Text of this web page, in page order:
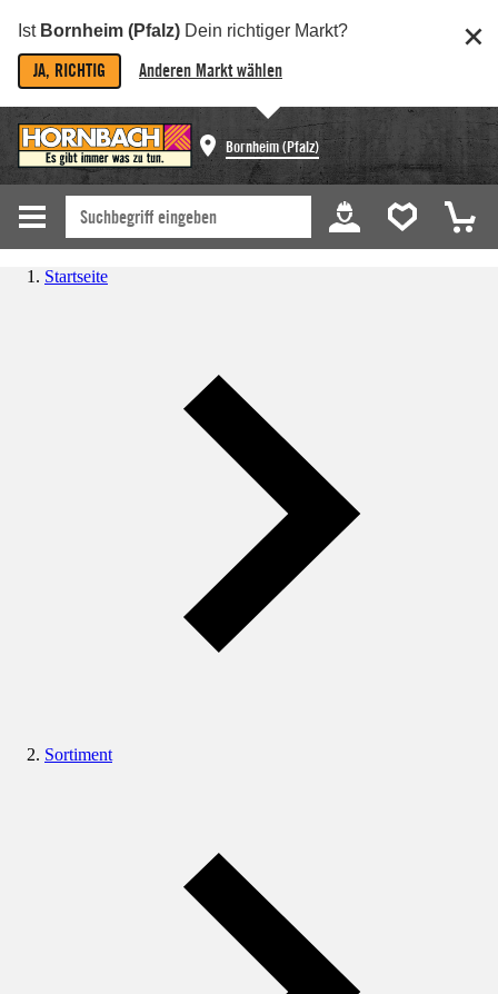
Ist Bornheim (Pfalz) Dein richtiger Markt?
JA, RICHTIG Anderen Markt wählen
Bornheim (Pfalz)
Startseite
Sortiment